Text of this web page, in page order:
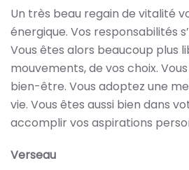
Un très beau regain de vitalité
énergique. Vos responsabilités
Vous êtes alors beaucoup plus
mouvements, de vos choix.
bien-être. Vous adoptez une
vie. Vous êtes aussi bien dans
accomplir vos aspirations
Verseau